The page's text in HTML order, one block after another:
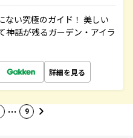
ない究極のガイド！ 美しい
神話が残るガーデン・アイラ
詳細を見る
… 9